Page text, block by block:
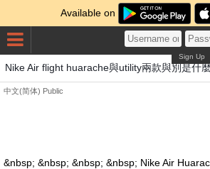
Available on
Sign Up
Nike Air flight huarache與utility兩款與別是什
中文(简体) Public
&nbsp; &nbsp; &nbsp; &nbsp; Nike Air